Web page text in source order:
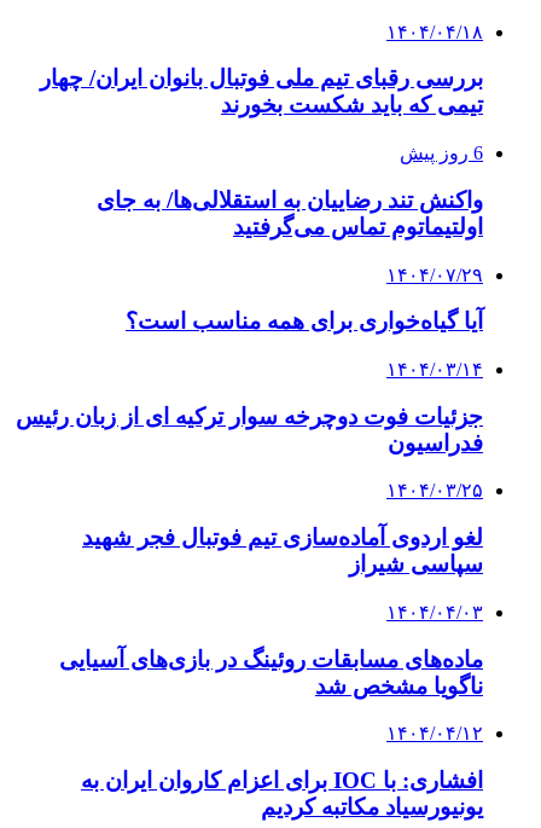
۱۴۰۴/۰۴/۱۸
بررسی رقبای تیم ملی فوتبال بانوان ایران/ چهار
تیمی که باید شکست بخورند
6 روز پیش
واکنش تند رضاییان به استقلالی‌ها/ به جای
اولتیماتوم تماس می‌گرفتید
۱۴۰۴/۰۷/۲۹
آیا گیاه‌خواری برای همه مناسب است؟
۱۴۰۴/۰۳/۱۴
جزئیات فوت دوچرخه سوار ترکیه ای از زبان رئیس
فدراسیون
۱۴۰۴/۰۳/۲۵
لغو اردوی آماده‌سازی تیم فوتبال فجر شهید
سپاسی شیراز
۱۴۰۴/۰۴/۰۳
ماده‌های مسابقات روئینگ در بازی‌های آسیایی
ناگویا مشخص شد
۱۴۰۴/۰۴/۱۲
افشاری: با IOC برای اعزام کاروان ایران به
یونیورسیاد مکاتبه کردیم